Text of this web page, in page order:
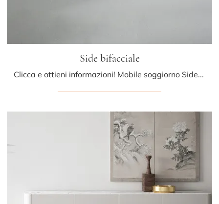
Side bifacciale
Clicca e ottieni informazioni! Mobile soggiorno Side bifacciale di Caccaro in laccato opaco: ti aspetta per valorizzare le tue stanze moderne.